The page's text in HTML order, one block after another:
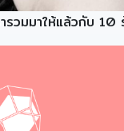
ารวมมาให้แล้วกับ